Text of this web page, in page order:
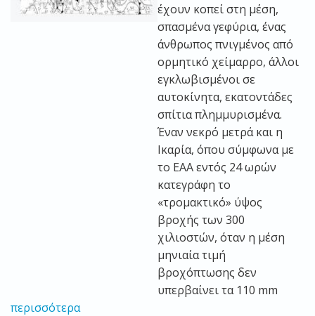
έχουν κοπεί στη μέση,
σπασμένα γεφύρια, ένας
άνθρωπος πνιγμένος από
ορμητικό χείμαρρο, άλλοι
εγκλωβισμένοι σε
αυτοκίνητα, εκατοντάδες
σπίτια πλημμυρισμένα.
Έναν νεκρό μετρά και η
Ικαρία, όπου σύμφωνα με
το ΕΑΑ εντός 24 ωρών
κατεγράφη το
«τρομακτικό» ύψος
βροχής των 300
χιλιοστών, όταν η μέση
μηνιαία τιμή
βροχόπτωσης δεν
υπερβαίνει τα 110 mm
περισσότερα